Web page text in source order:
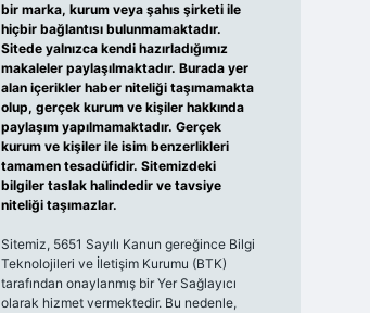
bir marka, kurum veya şahıs şirketi ile
hiçbir bağlantısı bulunmamaktadır.
Sitede yalnızca kendi hazırladığımız
makaleler paylaşılmaktadır. Burada yer
alan içerikler haber niteliği taşımamakta
olup, gerçek kurum ve kişiler hakkında
paylaşım yapılmamaktadır. Gerçek
kurum ve kişiler ile isim benzerlikleri
tamamen tesadüfidir. Sitemizdeki
bilgiler taslak halindedir ve tavsiye
niteliği taşımazlar.
Sitemiz, 5651 Sayılı Kanun gereğince Bilgi
Teknolojileri ve İletişim Kurumu (BTK)
tarafından onaylanmış bir Yer Sağlayıcı
olarak hizmet vermektedir. Bu nedenle,